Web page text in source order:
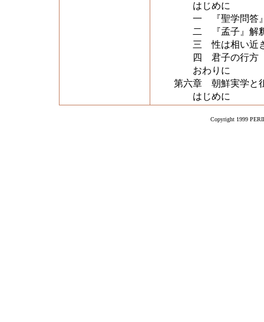
はじめに
一 『聖学問答』
二 『孟子』解釈
三 性は相い近き
四 君子の行方
おわりに
第六章 朝鮮実学と
はじめに
Copyright 1999